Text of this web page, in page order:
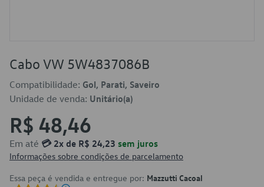
Cabo VW 5W4837086B
Compatibilidade: Gol, Parati, Saveiro
Unidade de venda: Unitário(a)
R$ 48,46
Em até 💳 2x de R$ 24,23 sem juros
Informações sobre condições de parcelamento
Essa peça é vendida e entregue por: Mazzutti Cacoal